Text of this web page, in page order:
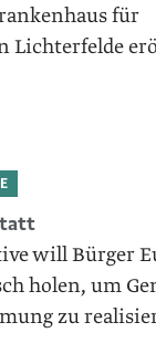
für
Lichterfelde
will Bürger
holen, um
zu